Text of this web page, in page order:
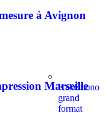
Kakémono
grand
format
à Avignon
Marseille